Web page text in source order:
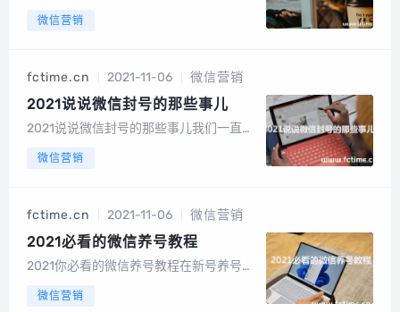
说说如何打造有价值的微信矩阵？想发挥
营销的工具，人们利用同样的工具，创造
的价...
微信营销
fctime.cn 2021-11-06 微信营销
2021说说微信封号的那些事儿
2021说说微信封号的那些事儿我们一直有
有足够高的活跃度，那么系统的判断规则
常操作过程中，我们也可持续的养号，保
证加...
微信营销
fctime.cn 2021-11-06 微信营销
2021必看的微信养号教程
2021你必看的微信养号教程在新号养号的
每天互动多聊天多看朋友圈， 想想你平时
微信营销